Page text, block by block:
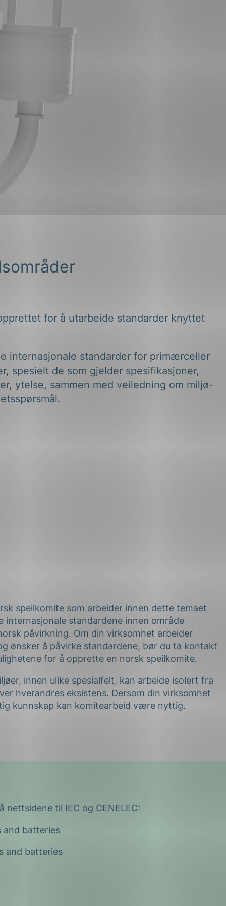
for å utarbeide standarder knyttet
internasjonale standarder for primærceller
spesielt de som gjelder spesifikasjoner,
ytelse, sammen med veiledning om miljø-
speilkomite som arbeider innen dette temaet
internasjonale standardene innen område
påvirkning. Om din virksomhet arbeider
ønsker å påvirke standardene, bør du ta kontakt
for å opprette en norsk speilkomite.
innen ulike spesialfelt, kan arbeide isolert fra
hverandres eksistens. Dersom din virksomhet
kunnskap kan komitearbeid være nyttig.
nettsidene til IEC og CENELEC:
and batteries
and batteries